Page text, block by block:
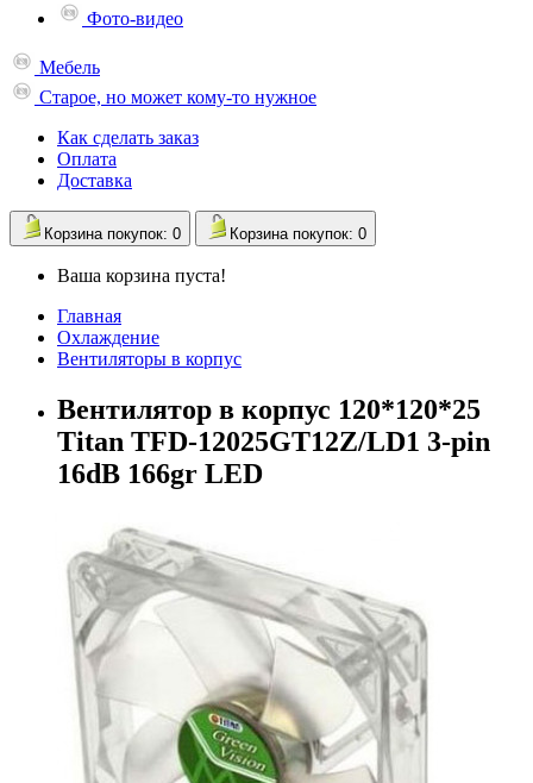
Фото-видео
Мебель
Старое, но может кому-то нужное
Как сделать заказ
Оплата
Доставка
Корзина покупок: 0 Корзина покупок: 0
Ваша корзина пуста!
Главная
Охлаждение
Вентиляторы в корпус
Вентилятор в корпус 120*120*25
Titan TFD-12025GT12Z/LD1 3-pin
16dB 166gr LED